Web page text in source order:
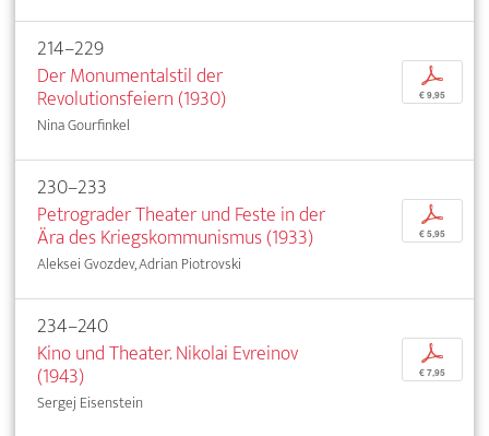
214–229
Der Monumentalstil der
Revolutionsfeiern (1930)
Nina Gourfinkel
p
€ 9,95
230–233
Petrograder Theater und Feste in der
Ära des Kriegskommunismus (1933)
Aleksei Gvozdev, Adrian Piotrovski
p
€ 5,95
234–240
Kino und Theater. Nikolai Evreinov
(1943)
Sergej Eisenstein
p
€ 7,95